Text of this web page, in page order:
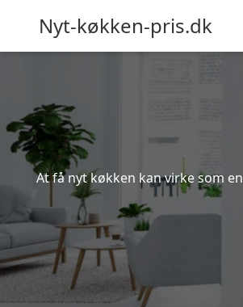
Nyt-køkken-pris.dk
At få nyt køkken kan virke som